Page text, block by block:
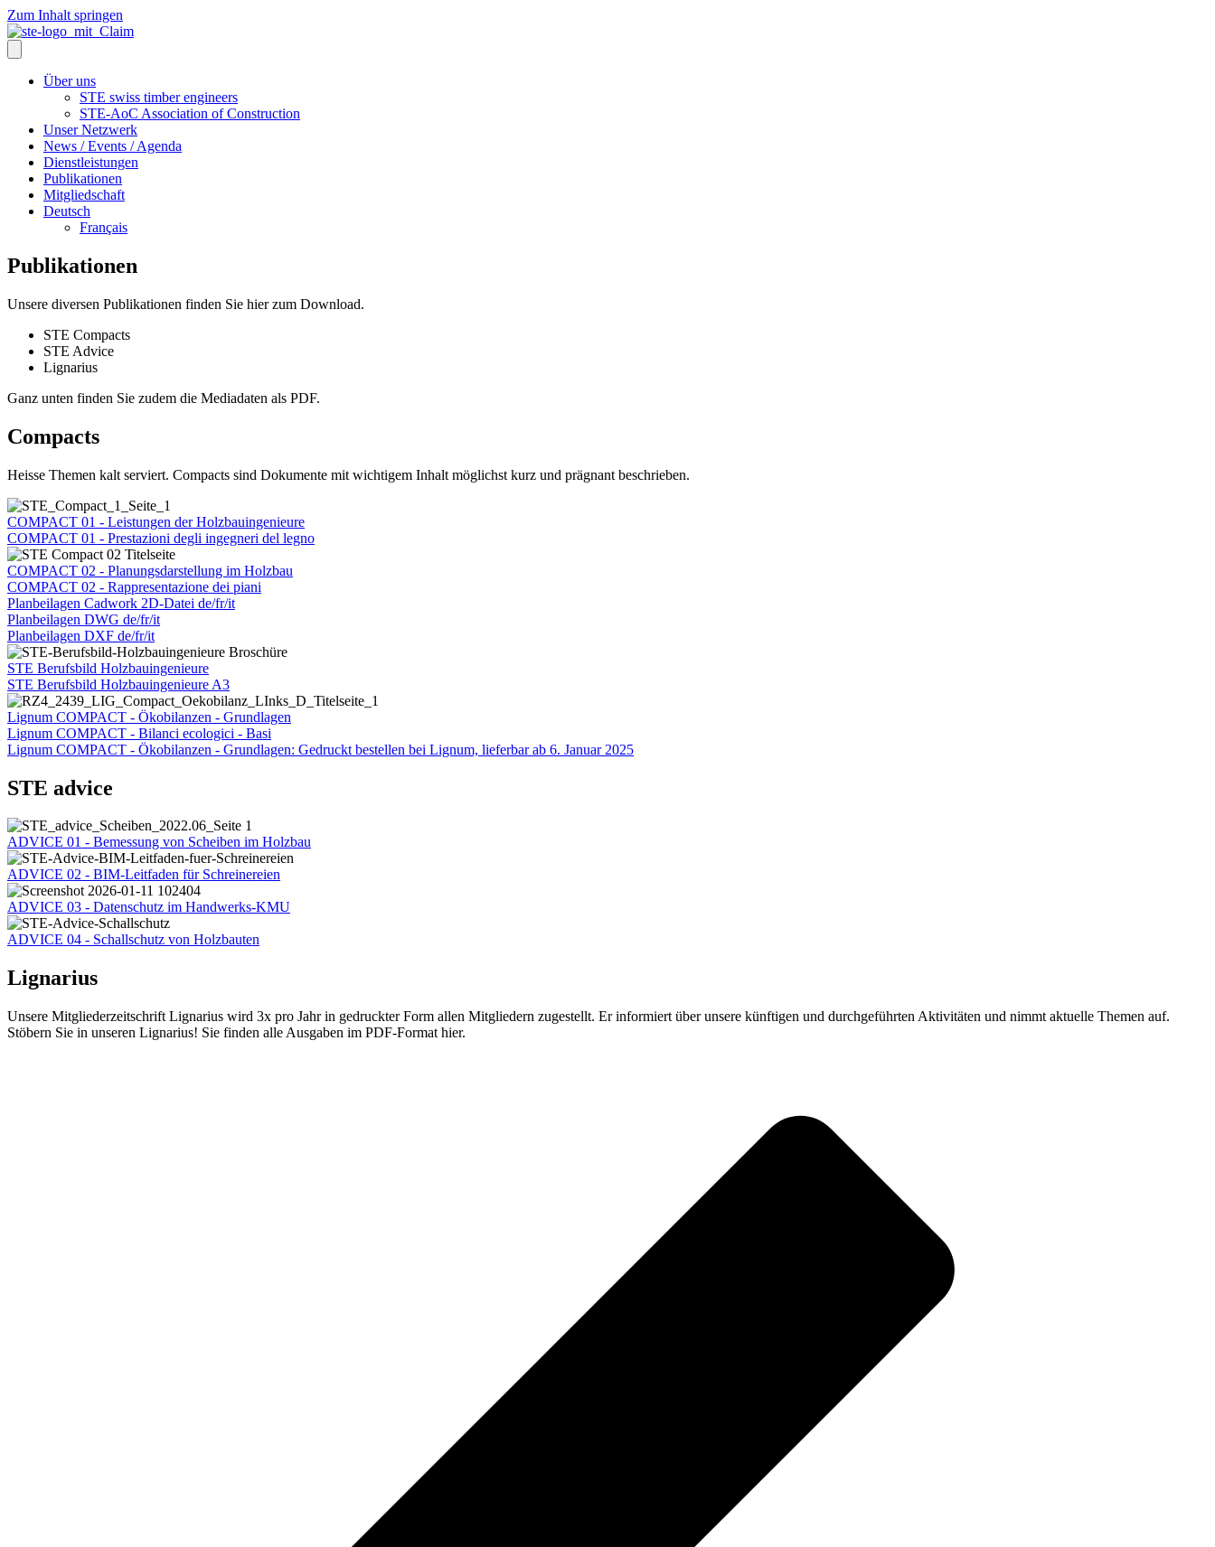
Zum Inhalt springen
Über uns
STE swiss timber engineers
STE-AoC Association of Construction
Unser Netzwerk
News / Events / Agenda
Dienstleistungen
Publikationen
Mitgliedschaft
Deutsch
Français
Publikationen
Unsere diversen Publikationen finden Sie hier zum Download.
STE Compacts
STE Advice
Lignarius
Ganz unten finden Sie zudem die Mediadaten als PDF.
Compacts
Heisse Themen kalt serviert. Compacts sind Dokumente mit wichtigem Inhalt möglichst kurz und prägnant beschrieben.
COMPACT 01 - Leistungen der Holzbauingenieure
COMPACT 01 - Prestazioni degli ingegneri del legno
COMPACT 02 - Planungsdarstellung im Holzbau
COMPACT 02 - Rappresentazione dei piani
Planbeilagen Cadwork 2D-Datei de/fr/it
Planbeilagen DWG de/fr/it
Planbeilagen DXF de/fr/it
STE Berufsbild Holzbauingenieure
STE Berufsbild Holzbauingenieure A3
Lignum COMPACT - Ökobilanzen - Grundlagen
Lignum COMPACT - Bilanci ecologici - Basi
Lignum COMPACT - Ökobilanzen - Grundlagen: Gedruckt bestellen bei Lignum, lieferbar ab 6. Januar 2025
STE advice
ADVICE 01 - Bemessung von Scheiben im Holzbau
ADVICE 02 - BIM-Leitfaden für Schreinereien
ADVICE 03 - Datenschutz im Handwerks-KMU
ADVICE 04 - Schallschutz von Holzbauten
Lignarius
Unsere Mitgliederzeitschrift Lignarius wird 3x pro Jahr in gedruckter Form allen Mitgliedern zugestellt. Er informiert über unsere künftigen und durchgeführten Aktivitäten und nimmt aktuelle Themen auf.
Stöbern Sie in unseren Lignarius! Sie finden alle Ausgaben im PDF-Format hier.